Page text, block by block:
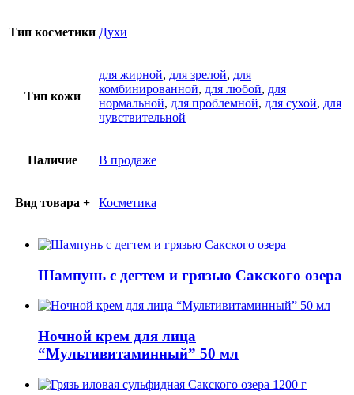
Тип косметики Духи
Тип кожи
для жирной, для зрелой, для
комбинированной, для любой, для
нормальной, для проблемной, для сухой, для
чувствительной
Наличие В продаже
Вид товара + Косметика
Шампунь с дегтем и грязью Сакского озера
Ночной крем для лица
“Мультивитаминный” 50 мл